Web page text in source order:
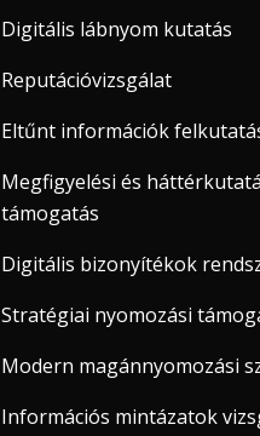
Digitális lábnyom kutatás
Reputációvizsgálat
Eltűnt információk
Megfigyelési és
támogatás
Digitális bizonyítékok
Stratégiai nyomozási
Modern magánnyomozási
Információs mintázatok